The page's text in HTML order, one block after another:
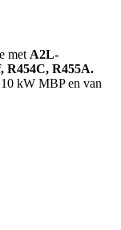
met A2L-
R454C, R455A.
kW MBP en van